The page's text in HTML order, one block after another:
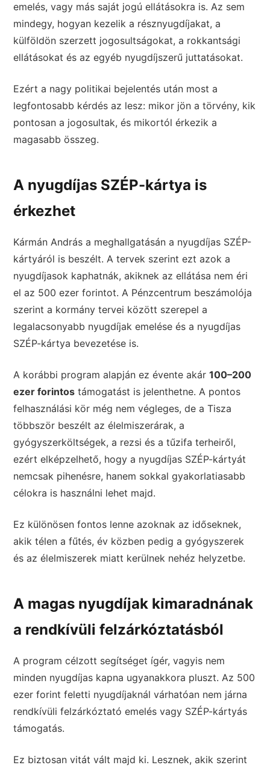
emelés, vagy más saját jogú ellátásokra is. Az sem
mindegy, hogyan kezelik a résznyugdíjakat, a
külföldön szerzett jogosultságokat, a rokkantsági
ellátásokat és az egyéb nyugdíjszerű juttatásokat.
Ezért a nagy politikai bejelentés után most a
legfontosabb kérdés az lesz: mikor jön a törvény, kik
pontosan a jogosultak, és mikortól érkezik a
magasabb összeg.
A nyugdíjas SZÉP-kártya is
érkezhet
Kármán András a meghallgatásán a nyugdíjas SZÉP-
kártyáról is beszélt. A tervek szerint ezt azok a
nyugdíjasok kaphatnák, akiknek az ellátása nem éri
el az 500 ezer forintot. A Pénzcentrum beszámolója
szerint a kormány tervei között szerepel a
legalacsonyabb nyugdíjak emelése és a nyugdíjas
SZÉP-kártya bevezetése is.
A korábbi program alapján ez évente akár100–200
ezer forintos támogatást is jelenthetne. A pontos
felhasználási kör még nem végleges, de a Tisza
többször beszélt az élelmiszerárak, a
gyógyszerköltségek, a rezsi és a tűzifa terheiről,
ezért elképzelhető, hogy a nyugdíjas SZÉP-kártyát
nemcsak pihenésre, hanem sokkal gyakorlatiasabb
célokra is használni lehet majd.
Ez különösen fontos lenne azoknak az időseknek,
akik télen a fűtés, év közben pedig a gyógyszerek
és az élelmiszerek miatt kerülnek nehéz helyzetbe.
A magas nyugdíjak kimaradnának
a rendkívüli felzárkóztatásból
A program célzott segítséget ígér, vagyis nem
minden nyugdíjas kapna ugyanakkora pluszt. Az 500
ezer forint feletti nyugdíjaknál várhatóan nem járna
rendkívüli felzárkóztató emelés vagy SZÉP-kártyás
támogatás.
Ez biztosan vitát vált majd ki. Lesznek, akik szerint